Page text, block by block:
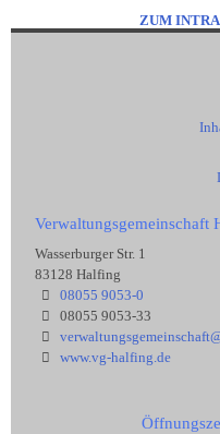
ZUM
Verwaltungsgemeinschaft
Wasserburger Str. 1
83128 Halfing
08055 9053-0
08055 9053-33
www.vg-halfing.de